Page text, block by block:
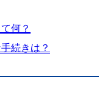
何？
続きは？